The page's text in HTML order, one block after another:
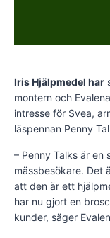
Iris Hjälpmedel har
montern och
intresse för Svea,
läspennan Penny
– Penny Talks är en
mässbesökare. Det
att den är ett
har nu gjort en
kunder, säger